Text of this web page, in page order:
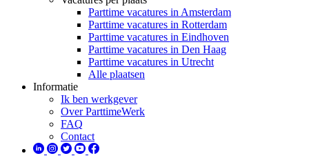
Parttime vacatures in Amsterdam
Parttime vacatures in Rotterdam
Parttime vacatures in Eindhoven
Parttime vacatures in Den Haag
Parttime vacatures in Utrecht
Alle plaatsen
Informatie
Ik ben werkgever
Over ParttimeWerk
FAQ
Contact